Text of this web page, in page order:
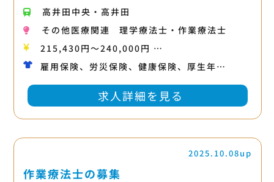
高井田中央・高井田
その他医療関連
理学療法士・作業療法士
215,430円〜240,000円 …
雇用保険、労災保険、健康保険、厚生年…
求人詳細を見る
2025.10.08up
作業療法士の募集